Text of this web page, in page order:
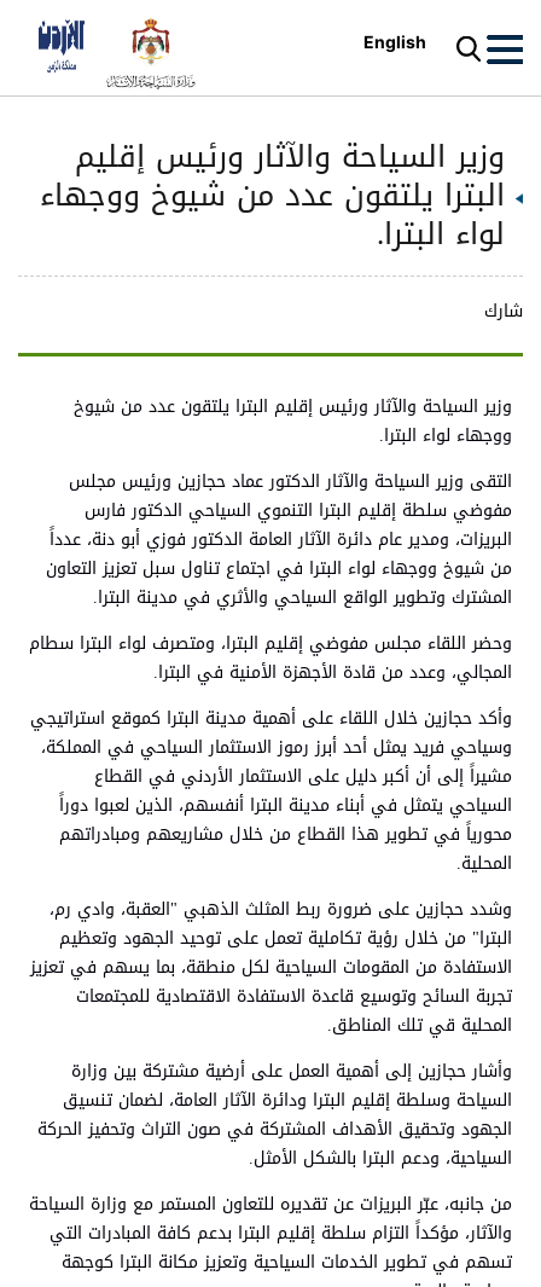
English
وزير السياحة والآثار ورئيس إقليم
البترا يلتقون عدد من شيوخ ووجهاء
لواء البترا.
شارك
وزير السياحة والآثار ورئيس إقليم البترا يلتقون عدد من شيوخ
ووجهاء لواء البترا.
التقى وزير السياحة والآثار الدكتور عماد حجازين ورئيس مجلس
مفوضي سلطة إقليم البترا التنموي السياحي الدكتور فارس
البريزات، ومدير عام دائرة الآثار العامة الدكتور فوزي أبو دنة، عدداً
من شيوخ ووجهاء لواء البترا في اجتماع تناول سبل تعزيز التعاون
المشترك وتطوير الواقع السياحي والأثري في مدينة البترا.
وحضر اللقاء مجلس مفوضي إقليم البترا، ومتصرف لواء البترا سطام
المجالي، وعدد من قادة الأجهزة الأمنية في البترا.
وأكد حجازين خلال اللقاء على أهمية مدينة البترا كموقع استراتيجي
وسياحي فريد يمثل أحد أبرز رموز الاستثمار السياحي في المملكة،
مشيراً إلى أن أكبر دليل على الاستثمار الأردني في القطاع
السياحي يتمثل في أبناء مدينة البترا أنفسهم، الذين لعبوا دوراً
محورياً في تطوير هذا القطاع من خلال مشاريعهم ومبادراتهم
المحلية.
وشدد حجازين على ضرورة ربط المثلث الذهبي "العقبة، وادي رم،
البترا" من خلال رؤية تكاملية تعمل على توحيد الجهود وتعظيم
الاستفادة من المقومات السياحية لكل منطقة، بما يسهم في تعزيز
تجربة السائح وتوسيع قاعدة الاستفادة الاقتصادية للمجتمعات
المحلية قي تلك المناطق.
وأشار حجازين إلى أهمية العمل على أرضية مشتركة بين وزارة
السياحة وسلطة إقليم البترا ودائرة الآثار العامة، لضمان تنسيق
الجهود وتحقيق الأهداف المشتركة في صون التراث وتحفيز الحركة
السياحية، ودعم البترا بالشكل الأمثل.
من جانبه، عبّر البريزات عن تقديره للتعاون المستمر مع وزارة السياحة
والآثار، مؤكداً التزام سلطة إقليم البترا بدعم كافة المبادرات التي
تسهم في تطوير الخدمات السياحية وتعزيز مكانة البترا كوجهة